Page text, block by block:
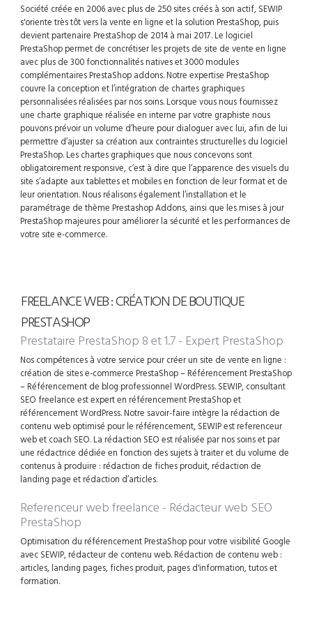
Société créée en 2006 avec plus de 250 sites créés à son actif, SEWIP
s'oriente très tôt vers la vente en ligne et la solution PrestaShop, puis
devient partenaire PrestaShop de 2014 à mai 2017. Le logiciel
PrestaShop permet de concrétiser les projets de site de vente en ligne
avec plus de 300 fonctionnalités natives et 3000 modules
complémentaires PrestaShop addons. Notre expertise PrestaShop
couvre la conception et l’intégration de chartes graphiques
personnalisées réalisées par nos soins. Lorsque vous nous fournissez
une charte graphique réalisée en interne par votre graphiste nous
pouvons prévoir un volume d’heure pour dialoguer avec lui, afin de lui
permettre d’ajuster sa création aux contraintes structurelles du logiciel
PrestaShop. Les chartes graphiques que nous concevons sont
obligatoirement responsive, c’est à dire que l’apparence des visuels du
site s’adapte aux tablettes et mobiles en fonction de leur format et de
leur orientation. Nous réalisons également l’installation et le
paramétrage de thème Prestashop Addons, ainsi que les mises à jour
PrestaShop majeures pour améliorer la sécurité et les performances de
votre site e-commerce.
FREELANCE WEB : CRÉATION DE BOUTIQUE
PRESTASHOP
Prestataire PrestaShop 8 et 1.7 - Expert PrestaShop
Nos compétences à votre service pour créer un site de vente en ligne :
création de sites e-commerce PrestaShop – Référencement PrestaShop
– Référencement de blog professionnel WordPress. SEWIP, consultant
SEO freelance est expert en référencement PrestaShop et
référencement WordPress. Notre savoir-faire intègre la rédaction de
contenu web optimisé pour le référencement, SEWIP est referenceur
web et coach SEO. La rédaction SEO est réalisée par nos soins et par
une rédactrice dédiée en fonction des sujets à traiter et du volume de
contenus à produire : rédaction de fiches produit, rédaction de
landing page et rédaction d’articles.
Referenceur web freelance - Rédacteur web SEO
PrestaShop
Optimisation du référencement PrestaShop pour votre visibilité Google
avec SEWIP, rédacteur de contenu web. Rédaction de contenu web :
articles, landing pages, fiches produit, pages d'information, tutos et
formation.